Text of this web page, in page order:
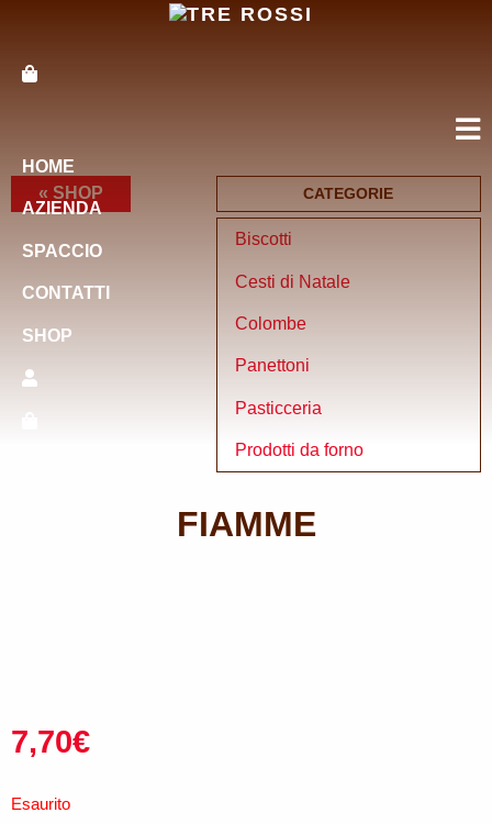
HOME
AZIENDA
SPACCIO
CONTATTI
SHOP
« SHOP CATEGORIE
Biscotti
Cesti di Natale
Colombe
Panettoni
Pasticceria
Prodotti da forno
FIAMME
7,70€
Esaurito